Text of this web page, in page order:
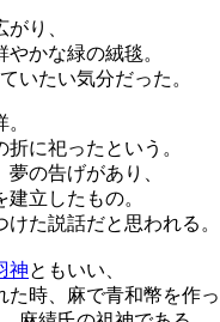
り、
かな緑の絨毯。
いたい気分だった。
折に祀ったという。
の告げがあり、
立したもの。
た説話だと思われる。
神ともいい、
た時、麻で青和幣を作